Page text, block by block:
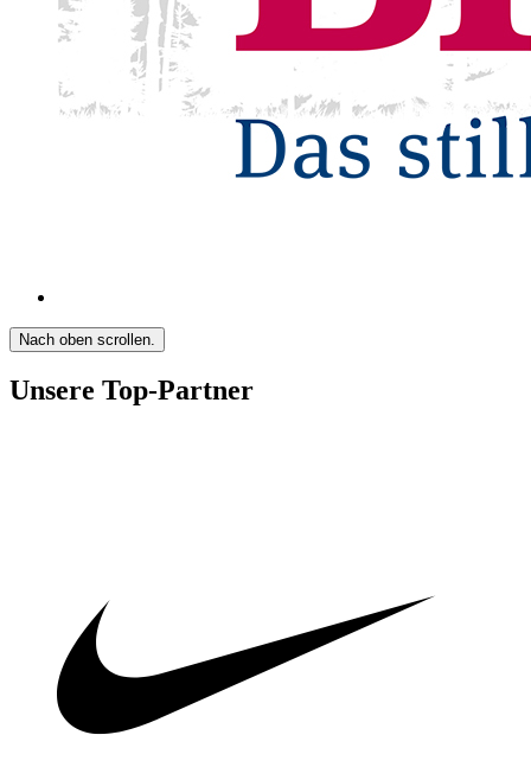
Nach oben scrollen.
Unsere Top-Partner